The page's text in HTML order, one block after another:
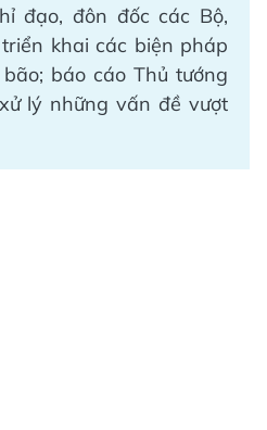
đạo, đôn đốc các Bộ,
khai các biện pháp
báo cáo Thủ tướng
lý những vấn đề vượt